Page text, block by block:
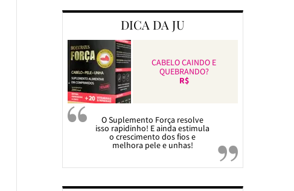
DICA DA JU
CABELO CAINDO E
QUEBRANDO?
R$
O Suplemento Força resolve
isso rapidinho! E ainda estimula
o crescimento dos fios e
melhora pele e unhas!